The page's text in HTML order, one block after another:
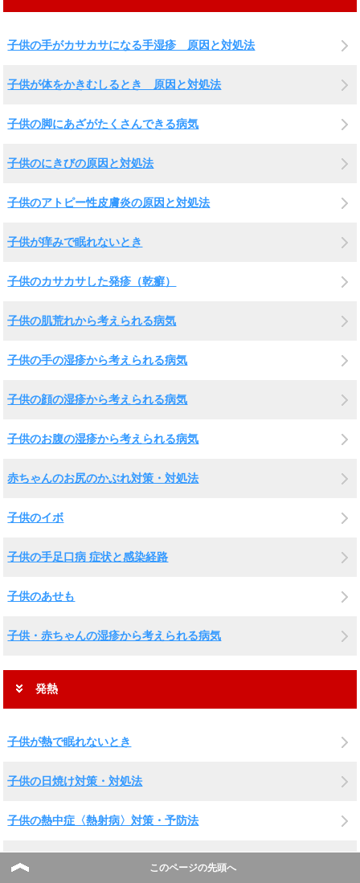
子供の手がカサカサになる手湿疹 原因と対処法
子供が体をかきむしるとき 原因と対処法
子供の脚にあざがたくさんできる病気
子供のにきびの原因と対処法
子供のアトピー性皮膚炎の原因と対処法
子供が痒みで眠れないとき
子供のカサカサした発疹（乾癬）
子供の肌荒れから考えられる病気
子供の手の湿疹から考えられる病気
子供の顔の湿疹から考えられる病気
子供のお腹の湿疹から考えられる病気
赤ちゃんのお尻のかぶれ対策・対処法
子供のイボ
子供の手足口病 症状と感染経路
子供のあせも
子供・赤ちゃんの湿疹から考えられる病気
発熱
子供が熱で眠れないとき
子供の日焼け対策・対処法
子供の熱中症〈熱射病〉対策・予防法
このページの先頭へ